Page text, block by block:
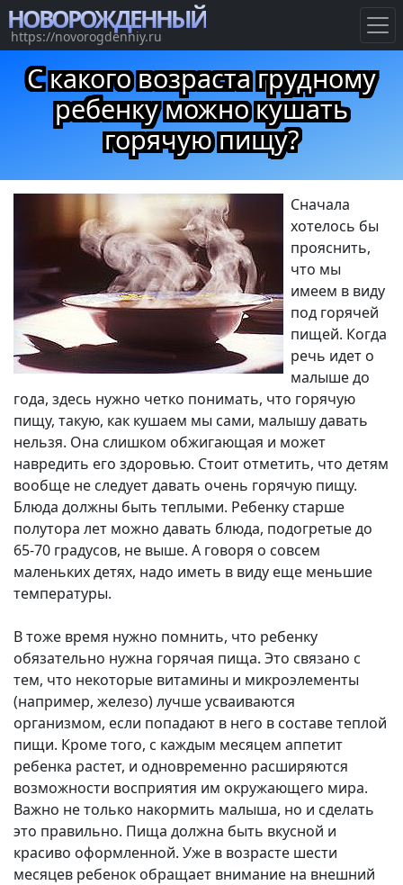
С какого возраста грудному
ребенку можно кушать
горячую пищу?
Сначала
хотелось бы
прояснить,
что мы
имеем в виду
под горячей
пищей. Когда
речь идет о
малыше до
года, здесь нужно четко понимать, что горячую
пищу, такую, как кушаем мы сами, малышу давать
нельзя. Она слишком обжигающая и может
навредить его здоровью. Стоит отметить, что детям
вообще не следует давать очень горячую пищу.
Блюда должны быть теплыми. Ребенку старше
полутора лет можно давать блюда, подогретые до
65-70 градусов, не выше. А говоря о совсем
маленьких детях, надо иметь в виду еще меньшие
температуры.
В тоже время нужно помнить, что ребенку
обязательно нужна горячая пища. Это связано с
тем, что некоторые витамины и микроэлементы
(например, железо) лучше усваиваются
организмом, если попадают в него в составе теплой
пищи. Кроме того, с каждым месяцем аппетит
ребенка растет, и одновременно расширяются
возможности восприятия им окружающего мира.
Важно не только накормить малыша, но и сделать
это правильно. Пища должна быть вкусной и
красиво оформленной. Уже в возрасте шести
месяцев ребенок обращает внимание на внешний
НОВОРОЖДЕННЫЙ
https://novorogdenniy.ru